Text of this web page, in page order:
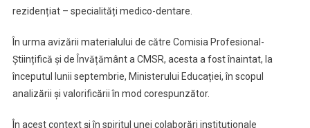
rezidențiat – specialități medico-dentare.
În urma avizării materialului de către Comisia Profesional-
Științifică și de Învățământ a CMSR, acesta a fost înaintat, la
începutul lunii septembrie, Ministerului Educației, în scopul
analizării și valorificării în mod corespunzător.
În acest context și în spiritul unei colaborări instituționale